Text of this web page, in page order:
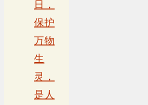
日，
保护
万物
生
灵，
是人